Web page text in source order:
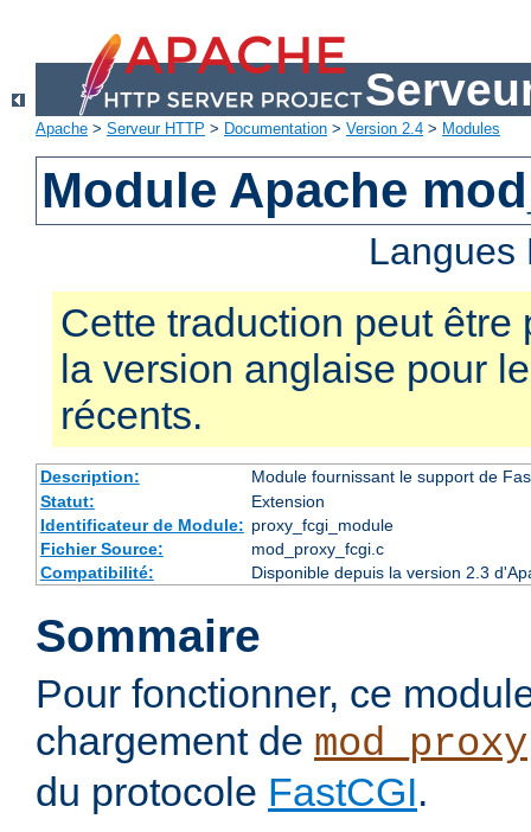
Apache > Serveur HTTP > Documentation > Version 2.4 > Modules
Module Apache
Cette traduction peut être
la version anglaise pour
récents.
Description:
Module fournissant le support de
Statut:
Extension
Identificateur de Module: proxy_fcgi_module
Fichier Source:
mod_proxy_fcgi.c
Compatibilité:
Disponible depuis la version 2.3
Sommaire
Pour fonctionner, ce
chargement de mod_proxy
du protocole FastCGI.